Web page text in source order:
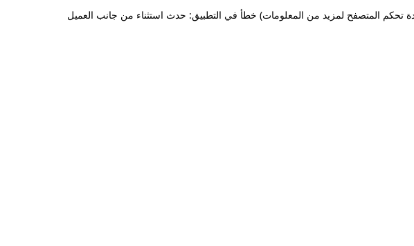
خطأ في التطبيق: حدث استثناء من جانب العميل تحكم المتصفح لمزيد من المعلومات)